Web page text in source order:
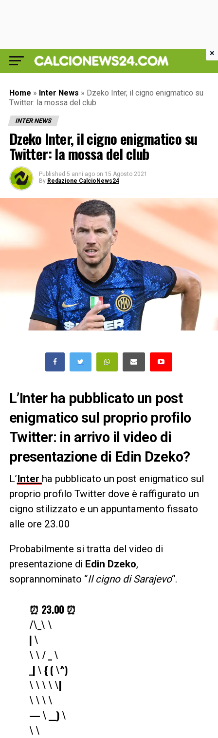
Home » Inter News » Dzeko Inter, il cigno enigmatico su
Twitter: la mossa del club
INTER NEWS
Dzeko Inter, il cigno enigmatico su
Twitter: la mossa del club
Published 5 anni ago on 15 Agosto 2021
By Redazione CalcioNews24
L’Inter ha pubblicato un post
enigmatico sul proprio profilo
Twitter: in arrivo il video di
presentazione di Edin Dzeko?
L’Inter ha pubblicato un post enigmatico sul
proprio profilo Twitter dove è raffigurato un
cigno stilizzato e un appuntamento fissato
alle ore 23.00
Probabilmente si tratta del video di
presentazione di Edin Dzeko,
soprannominato “Il cigno di Sarajevo“.
⏰ 23.00 ⏰
/\_\ \
| \
\ \ / _ \
_| \ { ( \^)
\ \ \ \ \|
\ \ \ \
— \ __) \
\ \
×